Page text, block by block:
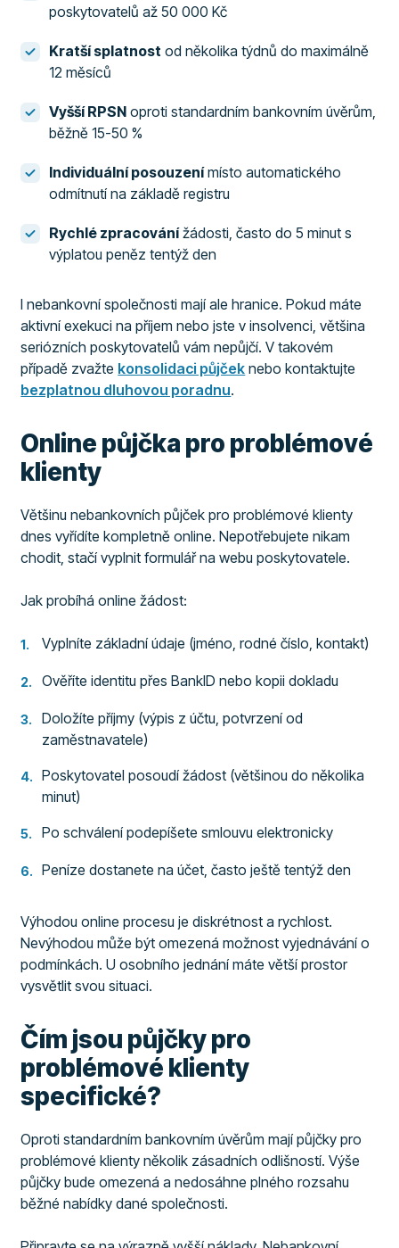
poskytovatelů až 50 000 Kč
Kratší splatnost od několika týdnů do maximálně
12 měsíců
Vyšší RPSN oproti standardním bankovním úvěrům,
běžně 15-50 %
Individuální posouzenímísto automatického
odmítnutí na základě registru
Rychlé zpracovánížádosti, často do 5 minut s
výplatou peněz tentýž den
I nebankovní společnosti mají ale hranice. Pokud máte
aktivní exekuci na příjem nebo jste v insolvenci, většina
seriózních poskytovatelů vám nepůjčí. V takovém
případě zvažte konsolidaci půjček nebo kontaktujte
bezplatnou dluhovou poradnu.
Online půjčka pro problémové
klienty
Většinu nebankovních půjček pro problémové klienty
dnes vyřídíte kompletně online. Nepotřebujete nikam
chodit, stačí vyplnit formulář na webu poskytovatele.
Jak probíhá online žádost:
Vyplníte základní údaje (jméno, rodné číslo, kontakt)
Ověříte identitu přes BankID nebo kopii dokladu
Doložíte příjmy (výpis z účtu, potvrzení od
zaměstnavatele)
Poskytovatel posoudí žádost (většinou do několika
minut)
Po schválení podepíšete smlouvu elektronicky
Peníze dostanete na účet, často ještě tentýž den
Výhodou online procesu je diskrétnost a rychlost.
Nevýhodou může být omezená možnost vyjednávání o
podmínkách. U osobního jednání máte větší prostor
vysvětlit svou situaci.
Čím jsou půjčky pro
problémové klienty
specifické?
Oproti standardním bankovním úvěrům mají půjčky pro
problémové klienty několik zásadních odlišností. Výše
půjčky bude omezená a nedosáhne plného rozsahu
běžné nabídky dané společnosti.